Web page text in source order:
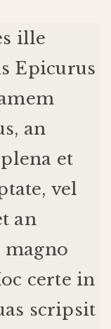
ille
Epicurus
, an
plena et
, vel
an
magno
certe in
scripsit